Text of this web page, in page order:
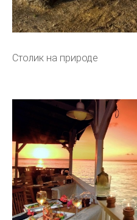
Столик на природе